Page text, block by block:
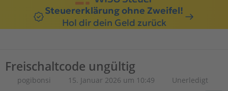
Steuererklärung ohne Zweifel!
Hol dir dein Geld zurück
Freischaltcode ungültig
pogibonsi 15. Januar 2026 um 10:49 Unerledigt